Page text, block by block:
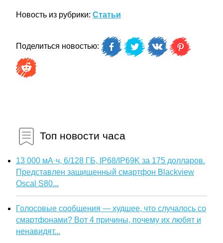
Новость из рубрики: Статьи
Поделиться новостью:
Топ новости часа
13 000 мА·ч, 6/128 ГБ, IP68/IP69K за 175 долларов.
Представлен защищенный смартфон Blackview
Oscal S80...
Голосовые сообщения — худшее, что случалось со
смартфонами? Вот 4 причины, почему их любят и
ненавидят...